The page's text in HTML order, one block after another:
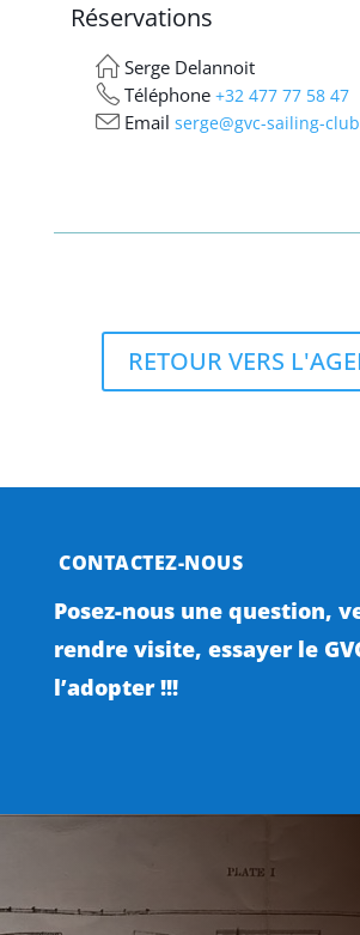
Réservations
Serge Delannoit
Téléphone +32 477 77 58 47
Email serge@gvc-sailing-
RETOUR VERS
CONTACTEZ-NOUS
Posez-nous une question,
rendre visite, essayer le
l’adopter !!!